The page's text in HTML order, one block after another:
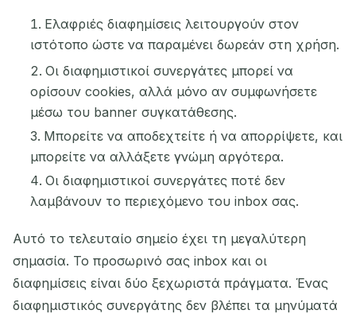
Ελαφριές διαφημίσεις λειτουργούν στον
ιστότοπο ώστε να παραμένει δωρεάν στη χρήση.
Οι διαφημιστικοί συνεργάτες μπορεί να
ορίσουν cookies, αλλά μόνο αν συμφωνήσετε
μέσω του banner συγκατάθεσης.
Μπορείτε να αποδεχτείτε ή να απορρίψετε, και
μπορείτε να αλλάξετε γνώμη αργότερα.
Οι διαφημιστικοί συνεργάτες ποτέ δεν
λαμβάνουν το περιεχόμενο του inbox σας.
Αυτό το τελευταίο σημείο έχει τη μεγαλύτερη
σημασία. Το προσωρινό σας inbox και οι
διαφημίσεις είναι δύο ξεχωριστά πράγματα. Ένας
διαφημιστικός συνεργάτης δεν βλέπει τα μηνύματά